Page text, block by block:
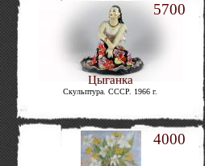
5700
Цыганка
Скульптура. СССР. 1966 г.
4000